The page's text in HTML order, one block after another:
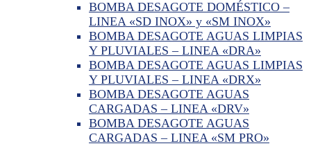
BOMBA DESAGOTE DOMÉSTICO –
LINEA «SD INOX» y «SM INOX»
BOMBA DESAGOTE AGUAS LIMPIAS
Y PLUVIALES – LINEA «DRA»
BOMBA DESAGOTE AGUAS LIMPIAS
Y PLUVIALES – LINEA «DRX»
BOMBA DESAGOTE AGUAS
CARGADAS – LINEA «DRV»
BOMBA DESAGOTE AGUAS
CARGADAS – LINEA «SM PRO»